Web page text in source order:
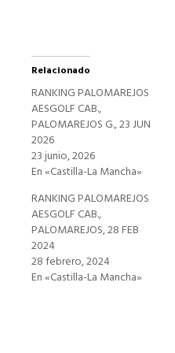
Relacionado
RANKING PALOMAREJOS
AESGOLF CAB.,
PALOMAREJOS G., 23 JUN
2026
23 junio, 2026
En «Castilla-La Mancha»
RANKING PALOMAREJOS
AESGOLF CAB.,
PALOMAREJOS, 28 FEB
2024
28 febrero, 2024
En «Castilla-La Mancha»